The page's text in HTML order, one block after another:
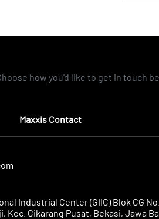
how you'd like to get in touch
Maxxis Contact
Industrial Center (GIIC) Blok CG
Kec. Cikarang Pusat, Bekasi, Jawa